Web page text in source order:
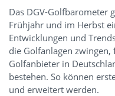
Das DGV-Golfbarometer
Frühjahr und im Herbst
Entwicklungen und
die Golfanlagen
Golfanbieter in
bestehen. So können
und erweitert werden.